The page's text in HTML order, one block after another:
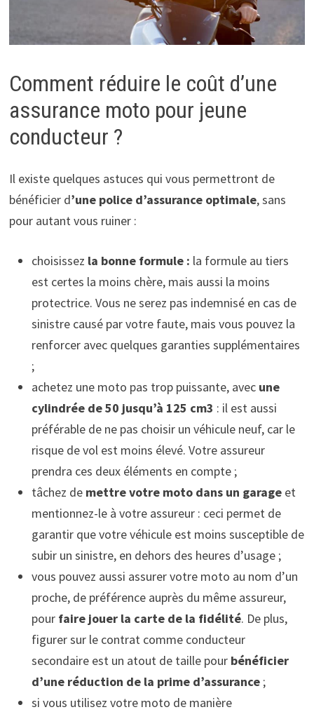
Comment réduire le coût d’une
assurance moto pour jeune
conducteur ?
Il existe quelques astuces qui vous permettront de
bénéficier d’une police d’assurance optimale, sans
pour autant vous ruiner :
choisissez la bonne formule : la formule au tiers
est certes la moins chère, mais aussi la moins
protectrice. Vous ne serez pas indemnisé en cas de
sinistre causé par votre faute, mais vous pouvez la
renforcer avec quelques garanties supplémentaires
;
achetez une moto pas trop puissante, avec une
cylindrée de 50 jusqu’à 125 cm3 : il est aussi
préférable de ne pas choisir un véhicule neuf, car le
risque de vol est moins élevé. Votre assureur
prendra ces deux éléments en compte ;
tâchez de mettre votre moto dans un garageet
mentionnez-le à votre assureur : ceci permet de
garantir que votre véhicule est moins susceptible de
subir un sinistre, en dehors des heures d’usage ;
vous pouvez aussi assurer votre moto au nom d’un
proche, de préférence auprès du même assureur,
pourfaire jouer la carte de la fidélité. De plus,
figurer sur le contrat comme conducteur
secondaire est un atout de taille pourbénéficier
d’une réduction de la prime d’assurance ;
si vous utilisez votre moto de manière